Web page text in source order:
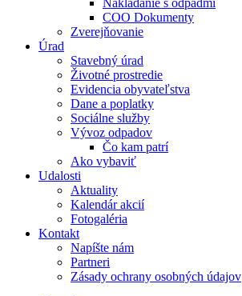
Nakladanie s odpadmi
COO Dokumenty
Zverejňovanie
Úrad
Stavebný úrad
Životné prostredie
Evidencia obyvateľstva
Dane a poplatky
Sociálne služby
Vývoz odpadov
Čo kam patrí
Ako vybaviť
Udalosti
Aktuality
Kalendár akcií
Fotogaléria
Kontakt
Napíšte nám
Partneri
Zásady ochrany osobných údajov